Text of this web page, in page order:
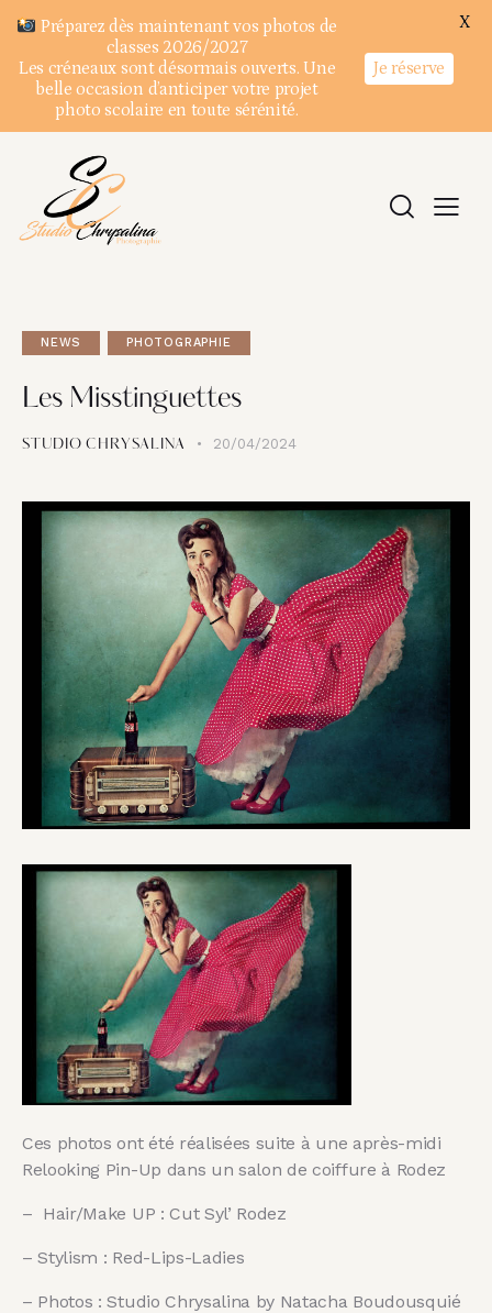
NEWS PHOTOGRAPHIE
Les Misstinguettes
STUDIO CHRYSALINA 20/04/2024
Ces photos ont été réalisées suite à une après-midi
Relooking Pin-Up dans un salon de coiffure à Rodez
– Hair/Make UP : Cut Syl’ Rodez
– Stylism : Red-Lips-Ladies
– Photos : Studio Chrysalina by Natacha Boudousquié
Préparez dès maintenant vos photos de
classes 2026/2027
Les créneaux sont désormais ouverts. Une
belle occasion d’anticiper votre projet
photo scolaire en toute sérénité.
Je réserve
X